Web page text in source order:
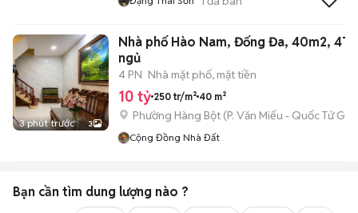
3 phút trước 3
Nhà phố Hào Nam, Đống Đa, 40m2, 4T,
ngủ
4 PN Nhà mặt phố, mặt tiền
10 tỷ 250 tr/m² 40 m²
Phường Hàng Bột (P. Văn Miếu - Quốc Tử
Cộng Đồng Nhà Đất
Bạn cần tìm dung lượng nào ?